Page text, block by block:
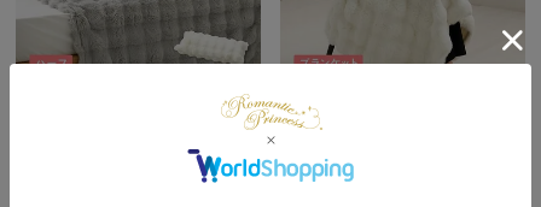
【直送】【お届けグループC】
ポコポコ毛布/ルナ(100×140)
【直送】【お届けグループC】
¥3,980 税込